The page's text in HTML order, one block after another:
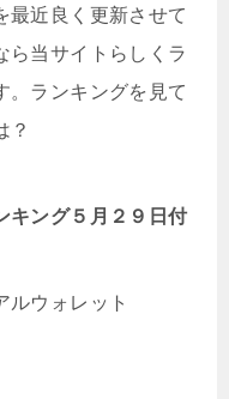
最近良く更新させて
ら当サイトらしくラ
。ランキングを見て
？
キング５月２９日付
ウォレット